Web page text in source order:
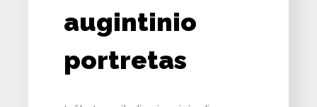
augintinio
portretas